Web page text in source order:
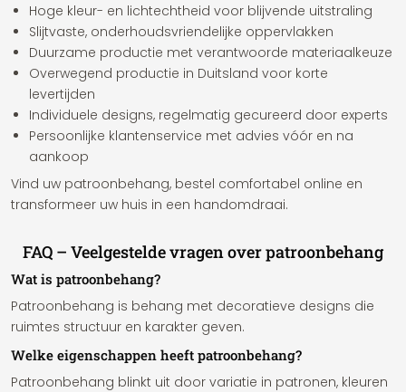
Hoge kleur- en lichtechtheid voor blijvende uitstraling
Slijtvaste, onderhoudsvriendelijke oppervlakken
Duurzame productie met verantwoorde materiaalkeuze
Overwegend productie in Duitsland voor korte
levertijden
Individuele designs, regelmatig gecureerd door experts
Persoonlijke klantenservice met advies vóór en na
aankoop
Vind uw patroonbehang, bestel comfortabel online en
transformeer uw huis in een handomdraai.
FAQ – Veelgestelde vragen over patroonbehang
Wat is patroonbehang?
Patroonbehang is behang met decoratieve designs die
ruimtes structuur en karakter geven.
Welke eigenschappen heeft patroonbehang?
Patroonbehang blinkt uit door variatie in patronen, kleuren